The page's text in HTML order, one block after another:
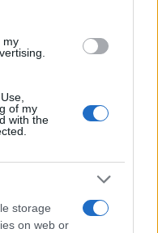
my
of my
with the
storage
on web or